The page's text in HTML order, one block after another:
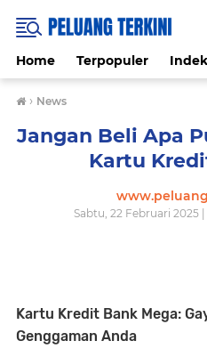
Home Terpopuler
› News
Jangan Beli Apa
Kartu
Sabtu, 22 Februari 2025
Kartu Kredit Bank Mega:
Genggaman Anda